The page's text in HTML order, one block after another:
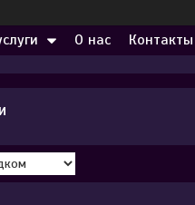
О нас Контакты